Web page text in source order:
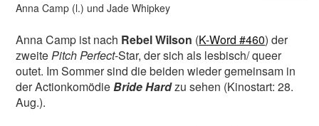
Anna Camp (l.) und Jade Whipkey
Anna Camp ist nach Rebel Wilson (K-Word #460) der
zweitePitch Perfect-Star, der sich als lesbisch/ queer
outet. Im Sommer sind die beiden wieder gemeinsam in
der ActionkomödieBride Hardzu sehen (Kinostart: 28.
Aug.).